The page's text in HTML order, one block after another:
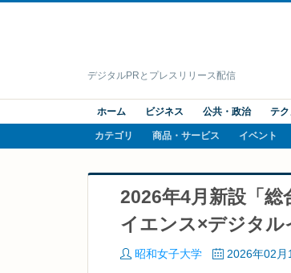
デジタルPRとプレスリリース配信
ホーム ビジネス 公共・政治 テ
カテゴリ 商品・サービス イベント
2026年4月新設「
イエンス×デジタル
昭和女子大学 2026年02月